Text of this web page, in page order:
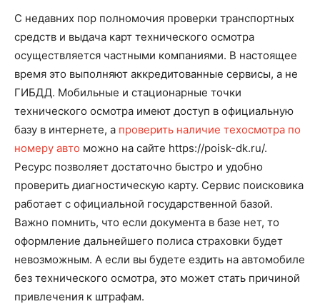
С недавних пор полномочия проверки транспортных
средств и выдача карт технического осмотра
осуществляется частными компаниями. В настоящее
время это выполняют аккредитованные сервисы, а не
ГИБДД. Мобильные и стационарные точки
технического осмотра имеют доступ в официальную
базу в интернете, а проверить наличие техосмотра по
номеру авто можно на сайте https://poisk-dk.ru/.
Ресурс позволяет достаточно быстро и удобно
проверить диагностическую карту. Сервис поисковика
работает с официальной государственной базой.
Важно помнить, что если документа в базе нет, то
оформление дальнейшего полиса страховки будет
невозможным. А если вы будете ездить на автомобиле
без технического осмотра, это может стать причиной
привлечения к штрафам.